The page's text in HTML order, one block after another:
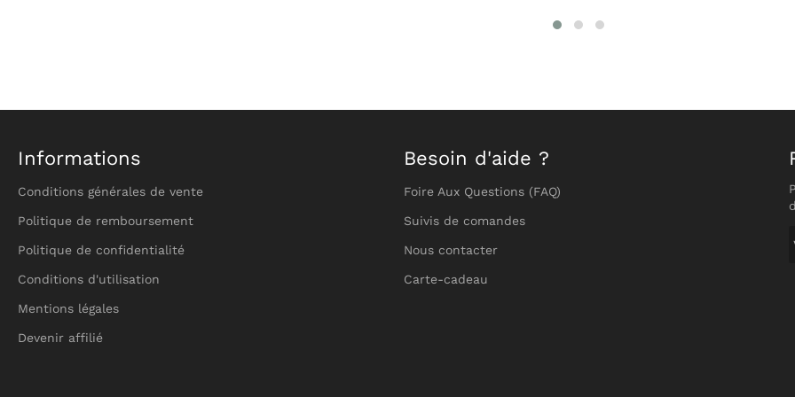
Informations
Conditions générales de vente
Politique de remboursement
Politique de confidentialité
Conditions d'utilisation
Mentions légales
Devenir affilié
Besoin d'aide ?
Foire Aux Questions (FAQ)
Suivis de comandes
Nous contacter
Carte-cadeau